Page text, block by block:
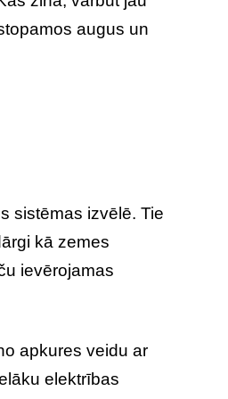
augus un
sistēmas izvēlē. Tie
kā zemes
ievērojamas
apkures veidu ar
elektrības